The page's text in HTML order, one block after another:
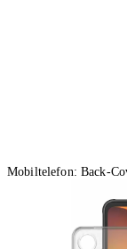
Mobiltelefon: Back-